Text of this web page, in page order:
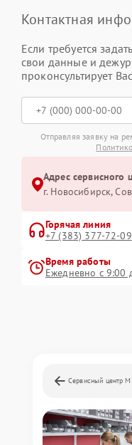
Контактная
Если требуется
свои данные и
проконсультирует
Отправляя заявку на
Адрес сервисного
г. Новосибирск,
Горячая линия
+7 (383) 377-72-09
Время работы
Ежедневно с 9:00
Сервисный центр